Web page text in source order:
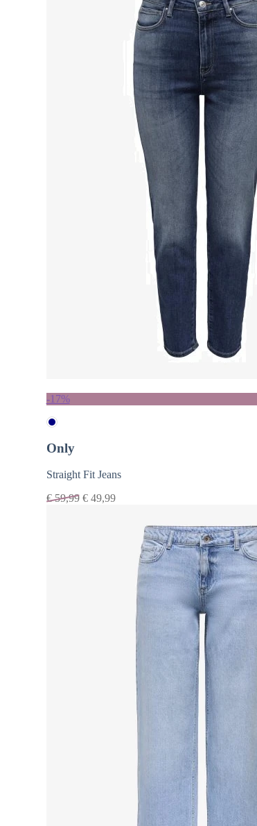
-17%
Only
Straight Fit Jeans
€59,99 €49,99